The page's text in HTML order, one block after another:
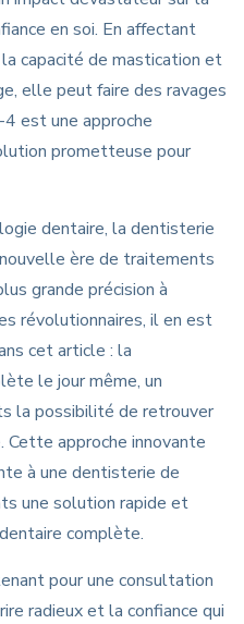
en soi. En affectant
capacité de mastication et
elle peut faire des ravages
est une approche
prometteuse pour
dentaire, la dentisterie
ère de traitements
grande précision à
révolutionnaires, il en est
cet article : la
le jour même, un
la possibilité de retrouver
Cette approche innovante
à une dentisterie de
une solution rapide et
complète.
pour une consultation
radieux et la confiance qui